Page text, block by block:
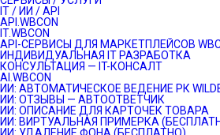
IT / ИИ / API
API.WBCON
IT.WBCON
API-СЕРВИСЫ ДЛЯ МАРКЕТПЛЕЙСОВ
ИНДИВИДУАЛЬНАЯ IT РАЗРАБОТКА
КОНСУЛЬТАЦИЯ — IT-КОНСАЛТ
AI.WBCON
ИИ: АВТОМАТИЧЕСКОЕ ВЕДЕНИЕ РК
ИИ: ОТЗЫВЫ — АВТООТВЕТЧИК
ИИ: ОПИСАНИЕ ДЛЯ КАРТОЧЕК ТОВАРА
ИИ: ВИРТУАЛЬНАЯ ПРИМЕРКА